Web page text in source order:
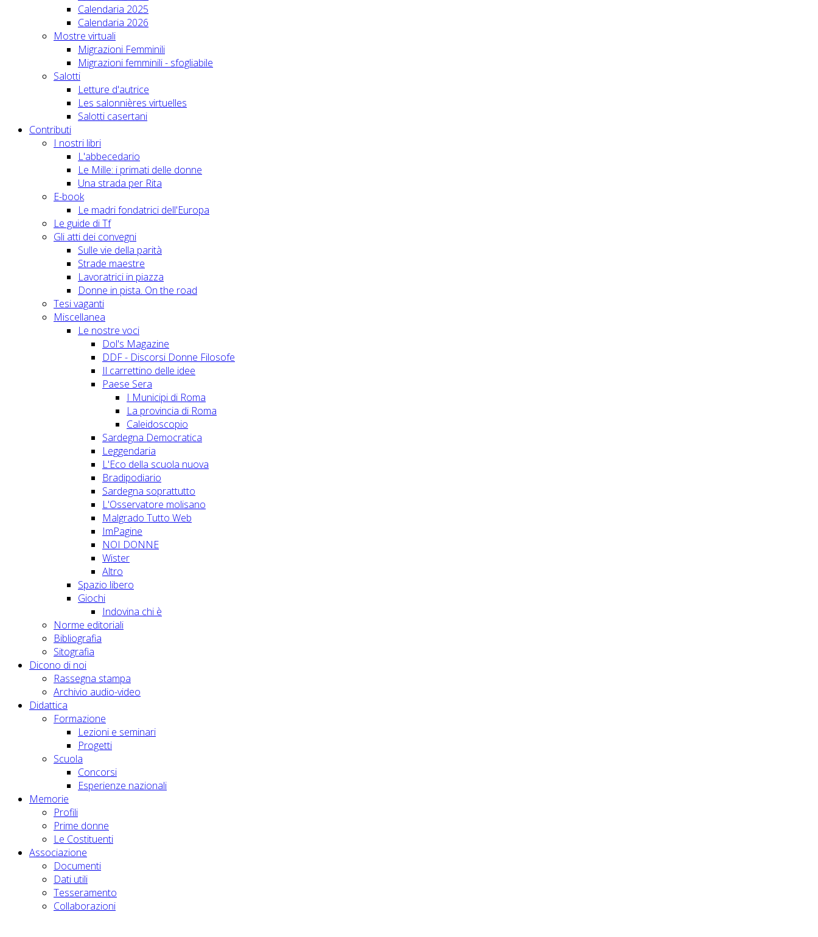
Calendaria 2025
Calendaria 2026
Mostre virtuali
Migrazioni Femminili
Migrazioni femminili - sfogliabile
Salotti
Letture d'autrice
Les salonnières virtuelles
Salotti casertani
Contributi
I nostri libri
L'abbecedario
Le Mille: i primati delle donne
Una strada per Rita
E-book
Le madri fondatrici dell'Europa
Le guide di Tf
Gli atti dei convegni
Sulle vie della parità
Strade maestre
Lavoratrici in piazza
Donne in pista. On the road
Tesi vaganti
Miscellanea
Le nostre voci
Dol's Magazine
DDF - Discorsi Donne Filosofe
Il carrettino delle idee
Paese Sera
I Municipi di Roma
La provincia di Roma
Caleidoscopio
Sardegna Democratica
Leggendaria
L'Eco della scuola nuova
Bradipodiario
Sardegna soprattutto
L'Osservatore molisano
Malgrado Tutto Web
ImPagine
NOI DONNE
Wister
Altro
Spazio libero
Giochi
Indovina chi è
Norme editoriali
Bibliografia
Sitografia
Dicono di noi
Rassegna stampa
Archivio audio-video
Didattica
Formazione
Lezioni e seminari
Progetti
Scuola
Concorsi
Esperienze nazionali
Memorie
Profili
Prime donne
Le Costituenti
Associazione
Documenti
Dati utili
Tesseramento
Collaborazioni